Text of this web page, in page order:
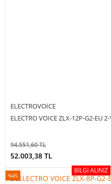
ELECTROVOICE
ELECTRO VOICE ZLX-12P-G2-EU
94.551,60 TL
52.003,38 TL
BILGI ALINIZ
%45